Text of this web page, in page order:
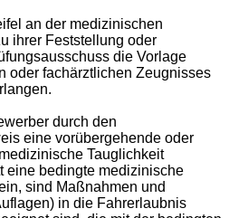
an der medizinischen
ihrer Feststellung oder
die Vorlage
oder fachärztlichen Zeugnisses
durch den
eine vorübergehende oder
Tauglichkeit
eine bedingte medizinische
sind Maßnahmen und
in die Fahrerlaubnis